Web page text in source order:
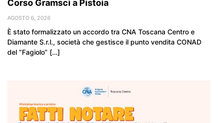
Corso Gramsci a Pistoia
AGOSTO 6, 2026
È stato formalizzato un accordo tra CNA Toscana Centro e
Diamante S.r.l., società che gestisce il punto vendita CONAD
del “Fagiolo” […]